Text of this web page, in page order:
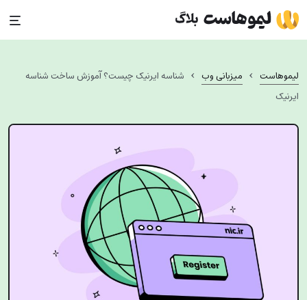
Skip
to
content
لیموهاست › میزبانی وب › شناسه ایرنیک چیست؟ آموزش ساخت شناسه
ایرنیک